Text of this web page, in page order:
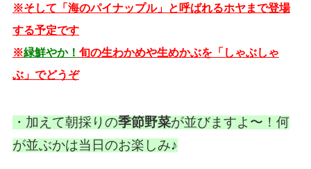
※そして「海のパイナップル」と呼ばれるホヤまで登場
する予定です
※緑鮮やか！ 旬の生わかめや生めかぶを「しゃぶしゃ
ぶ」でどうぞ
・加えて朝採りの季節野菜が並びますよ〜！何
が並ぶかは当日のお楽しみ♪